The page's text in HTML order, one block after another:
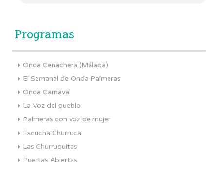
Programas
Onda Cenachera (Málaga)
El Semanal de Onda Palmeras
Onda Carnaval
La Voz del pueblo
Palmeras con voz de mujer
Escucha Churruca
Las Churruquitas
Puertas Abiertas